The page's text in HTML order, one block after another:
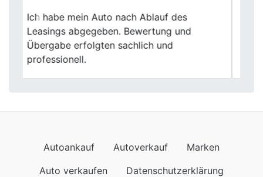
Ab jetzt unsere erste Anlaufstelle in
Sachen Auto Verkauf, Kompetenz und
Zuverlässigkeit wird beim Herrn Fischer
groß geschrieben. Vielen lieben Dank
Previous
Autoankauf Autoverkauf
Marken
Auto verkaufen
Datenschutzerklärung